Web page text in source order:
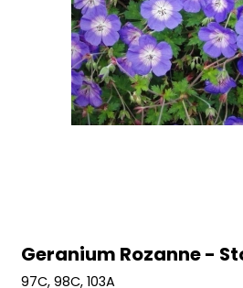
Geranium Rozanne -
97C, 98C, 103A